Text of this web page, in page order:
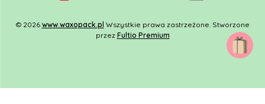
© 2026 www.waxopack.pl Wszystkie prawa zastrzeżone. Stworzone
przez Fultio Premium